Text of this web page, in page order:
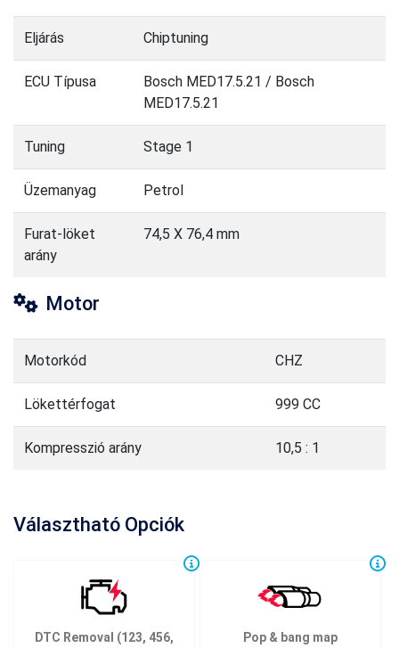
Eljárás Chiptuning
ECU Típusa
Bosch MED17.5.21 / Bosch
MED17.5.21
Tuning Stage 1
Üzemanyag Petrol
Furat-löket
arány
74,5 X 76,4 mm
Motor
Motorkód CHZ
Lökettérfogat 999 CC
Kompresszió arány 10,5 : 1
Választható Opciók
DTC Removal (123, 456,
Pop & bang map